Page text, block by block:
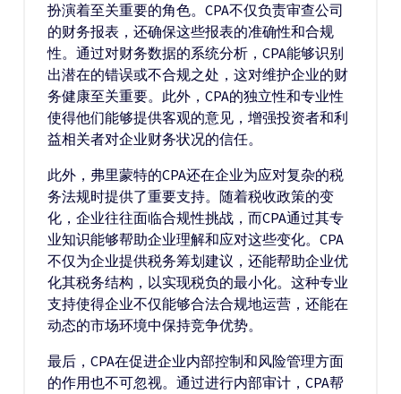
扮演着至关重要的角色。CPA不仅负责审查公司
的财务报表，还确保这些报表的准确性和合规
性。通过对财务数据的系统分析，CPA能够识别
出潜在的错误或不合规之处，这对维护企业的财
务健康至关重要。此外，CPA的独立性和专业性
使得他们能够提供客观的意见，增强投资者和利
益相关者对企业财务状况的信任。
此外，弗里蒙特的CPA还在企业为应对复杂的税
务法规时提供了重要支持。随着税收政策的变
化，企业往往面临合规性挑战，而CPA通过其专
业知识能够帮助企业理解和应对这些变化。CPA
不仅为企业提供税务筹划建议，还能帮助企业优
化其税务结构，以实现税负的最小化。这种专业
支持使得企业不仅能够合法合规地运营，还能在
动态的市场环境中保持竞争优势。
最后，CPA在促进企业内部控制和风险管理方面
的作用也不可忽视。通过进行内部审计，CPA帮